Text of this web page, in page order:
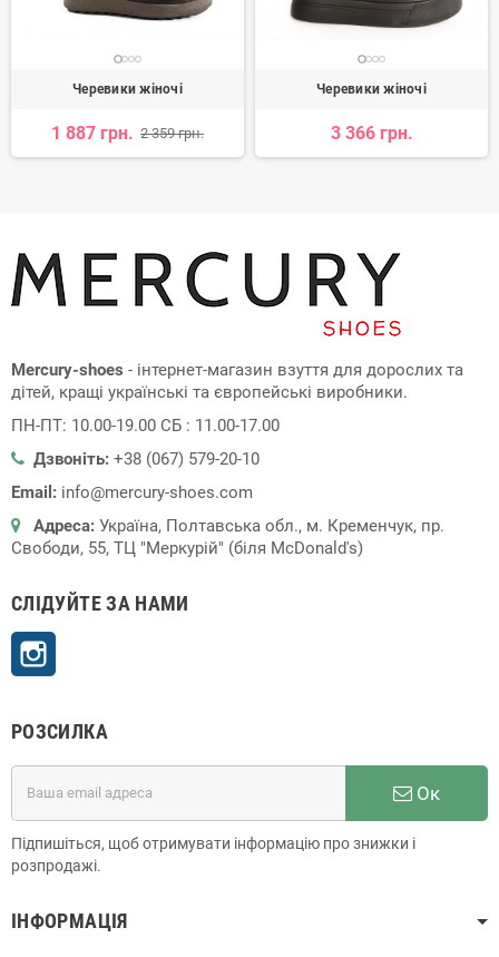
Черевики жіночі
1 887 грн. 2 359 грн.
Черевики жіночі
3 366 грн.
Mercury-shoes - інтернет-магазин взуття для дорослих та
дітей, кращі українські та європейські виробники.
ПН-ПТ: 10.00-19.00 СБ : 11.00-17.00
Дзвоніть: +38 (067) 579-20-10
Email: info@mercury-shoes.com
Адреса: Україна, Полтавська обл., м. Кременчук, пр.
Свободи, 55, ТЦ "Меркурій" (біля McDonald's)
СЛІДУЙТЕ ЗА НАМИ
РОЗСИЛКА
Ок
Підпишіться, щоб отримувати інформацію про знижки і
розпродажі.
ІНФОРМАЦІЯ